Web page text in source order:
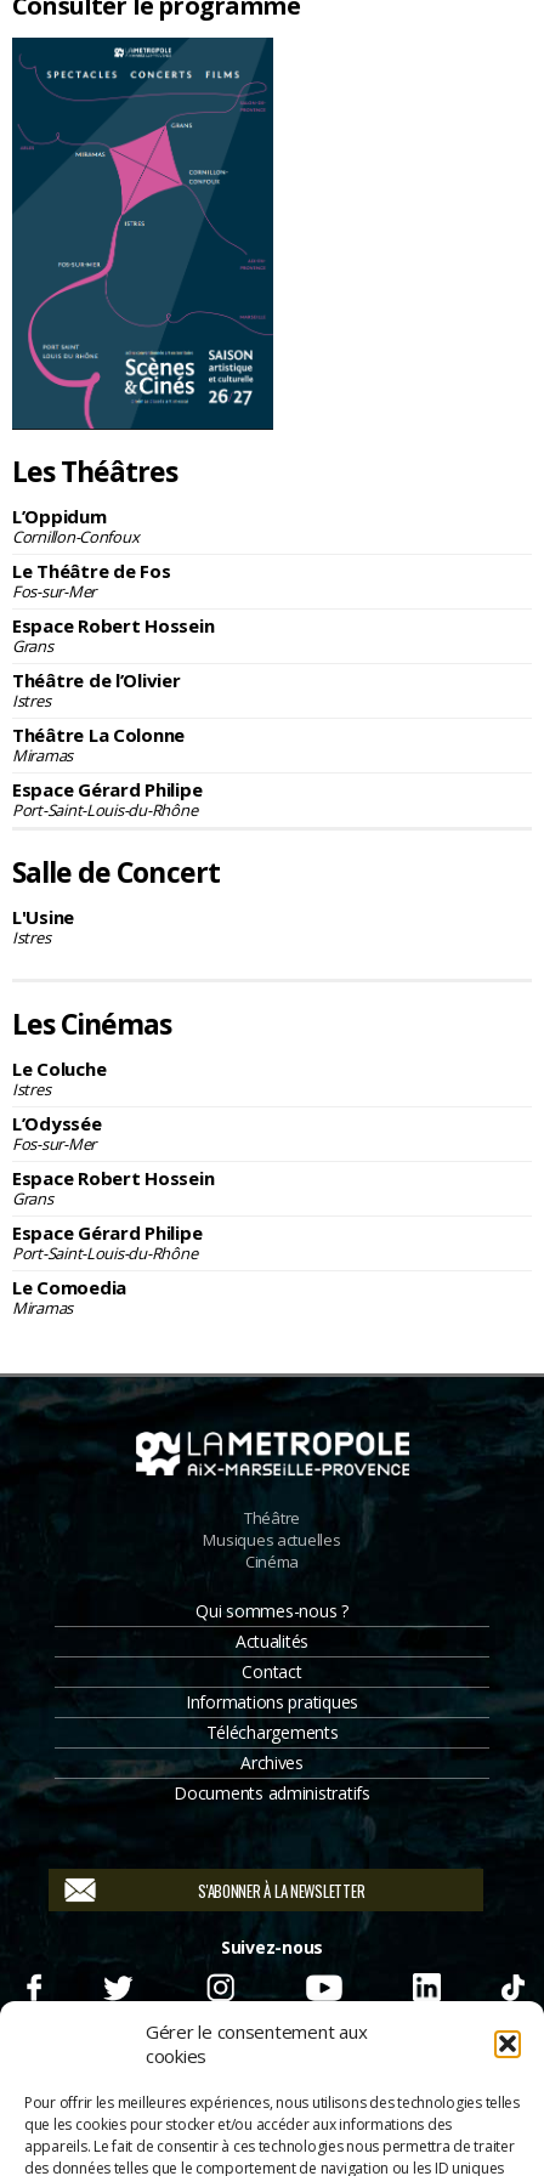
Gérer le consentement aux
cookies
Pour offrir les meilleures expériences, nous utilisons des technologies telles
que les cookies pour stocker et/ou accéder aux informations des
appareils. Le fait de consentir à ces technologies nous permettra de traiter
des données telles que le comportement de navigation ou les ID uniques
Les Théâtres
L’Oppidum
Cornillon-Confoux
Le Théâtre de Fos
Fos-sur-Mer
Espace Robert Hossein
Grans
Théâtre de l’Olivier
Istres
Théâtre La Colonne
Miramas
Espace Gérard Philipe
Port-Saint-Louis-du-Rhône
Salle de Concert
L'Usine
Istres
Les Cinémas
Le Coluche
Istres
L’Odyssée
Fos-sur-Mer
Espace Robert Hossein
Grans
Espace Gérard Philipe
Port-Saint-Louis-du-Rhône
Le Comoedia
Miramas
Théâtre
Musiques actuelles
Cinéma
Qui sommes-nous ?
Actualités
Contact
Informations pratiques
Téléchargements
Archives
Documents administratifs
S'ABONNER À LA NEWSLETTER
Suivez-nous